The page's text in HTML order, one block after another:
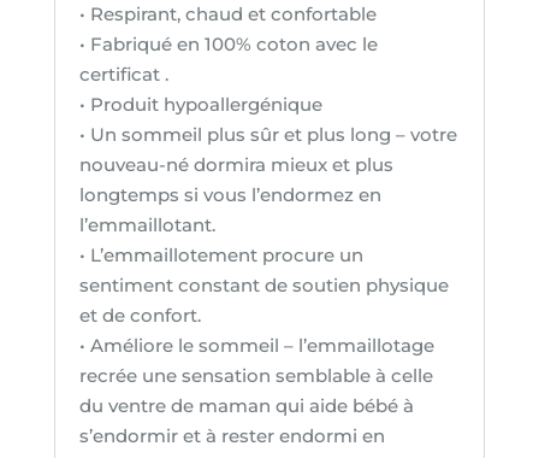
• Respirant, chaud et confortable
• Fabriqué en 100% coton avec le
certificat .
• Produit hypoallergénique
• Un sommeil plus sûr et plus long – votre
nouveau-né dormira mieux et plus
longtemps si vous l’endormez en
l’emmaillotant.
• L’emmaillotement procure un
sentiment constant de soutien physique
et de confort.
• Améliore le sommeil – l’emmaillotage
recrée une sensation semblable à celle
du ventre de maman qui aide bébé à
s’endormir et à rester endormi en